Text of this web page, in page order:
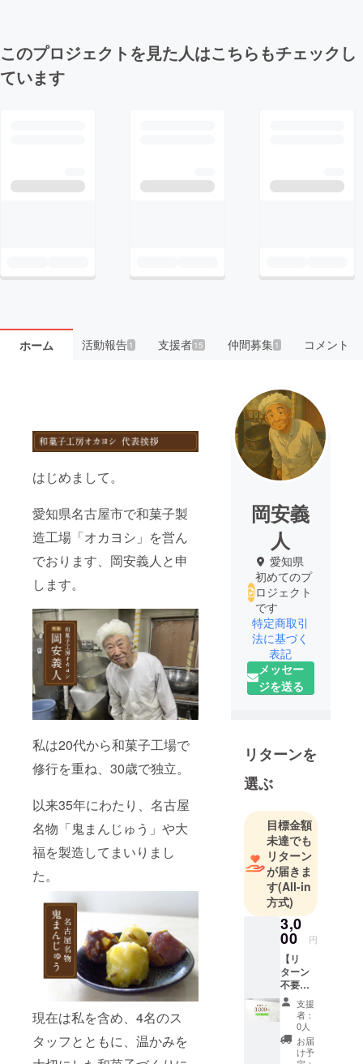
このプロジェクトを見た人はこちらもチェックし
ています
ホーム 活動報告1 支援者 15 仲間募集 1 コメント
はじめまして。
愛知県名古屋市で和菓子製
造工場「オカヨシ」を営ん
でおります、岡安義人と申
します。
私は20代から和菓子工場で
修行を重ね、30歳で独立。
以来35年にわたり、名古屋
名物「鬼まんじゅう」や大
福を製造してまいりまし
た。
現在は私を含め、4名のス
タッフとともに、温かみを
岡安義
人
愛知県
初めてのプ
ロジェクト
です
特定商取引
法に基づく
表記
メッセー
ジを送る
リターンを
選ぶ
目標金額
未達でも
リターン
が届きま
す(All-in
方式)
3,0
00 円
【リ
ターン
不要の
方向け
応援
コー
ス】
3,000円
支援
者：
0人
お届
け予